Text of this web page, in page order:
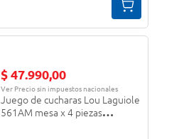
$ 47.990,00
Ver Precio sin impuestos nacionales
Juego de cucharas Lou Laguiole
561AM mesa x 4 piezas